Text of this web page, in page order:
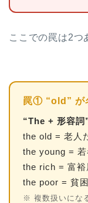
ここでの罠は2つ
罠① “old” が
“The + 形容詞
the old = 老人
the young = 若
the rich = 富裕
the poor = 貧
※ 複数扱いにな